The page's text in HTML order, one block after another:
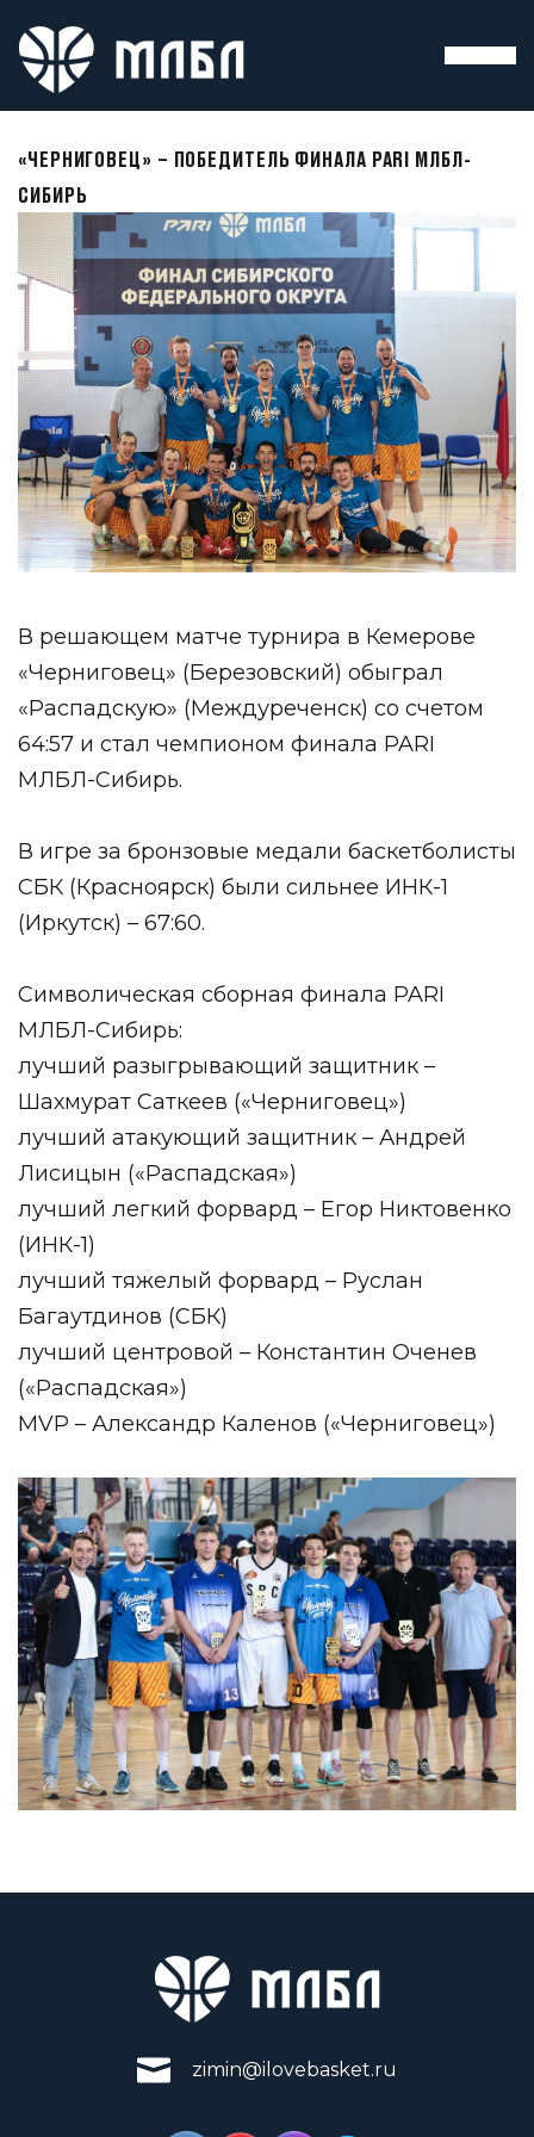
«ЧЕРНИГОВЕЦ» – ПОБЕДИТЕЛЬ ФИНАЛА PARI МЛБЛ-
СИБИРЬ
В решающем матче турнира в Кемерове
«Черниговец» (Березовский) обыграл
«Распадскую» (Междуреченск) со счетом
64:57 и стал чемпионом финала PARI
МЛБЛ-Сибирь.
В игре за бронзовые медали баскетболисты
СБК (Красноярск) были сильнее ИНК-1
(Иркутск) – 67:60.
Символическая сборная финала PARI
МЛБЛ-Сибирь:
лучший разыгрывающий защитник –
Шахмурат Саткеев («Черниговец»)
лучший атакующий защитник – Андрей
Лисицын («Распадская»)
лучший легкий форвард – Егор Никтовенко
(ИНК-1)
лучший тяжелый форвард – Руслан
Багаутдинов (СБК)
лучший центровой – Константин Оченев
(«Распадская»)
MVP – Александр Каленов («Черниговец»)
zimin@ilovebasket.ru